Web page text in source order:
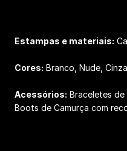
Estampas e materiais:
Cores: Branco, Nude,
Acessórios: Braceletes
Boots de Camurça com